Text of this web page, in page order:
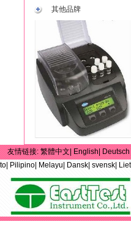
其他品牌
友情链接: 繁體中文| English|
to| Pilipino| Melayu| Dansk| svensk|